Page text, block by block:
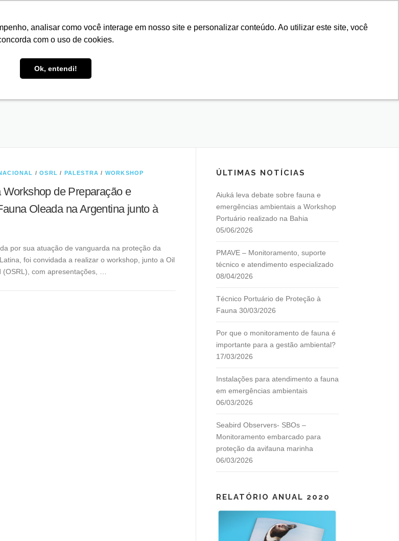
analisar como você interage em nosso site e personalizar conteúdo. Ao utilizar este site, você
com o uso de cookies.
Ok, entendi!
INSTALAÇÕES CLIENTES
RELATÓRIO ANUAL
/OSRL / PALESTRA / WORKSHOP
de Preparação e
Oleada na Argentina junto à
por sua atuação de vanguarda na proteção da
foi convidada a realizar o workshop, junto a Oil
(OSRL), com apresentações, …
ÚLTIMAS NOTÍCIAS
Aiuká leva debate sobre fauna e
emergências ambientais a Workshop
Portuário realizado na Bahia
05/06/2026
PMAVE – Monitoramento, suporte
técnico e atendimento especializado
08/04/2026
Técnico Portuário de Proteção à
Fauna 30/03/2026
Por que o monitoramento de fauna é
importante para a gestão ambiental?
17/03/2026
Instalações para atendimento a fauna
em emergências ambientais
06/03/2026
Seabird Observers- SBOs –
Monitoramento embarcado para
proteção da avifauna marinha
06/03/2026
RELATÓRIO ANUAL 2020